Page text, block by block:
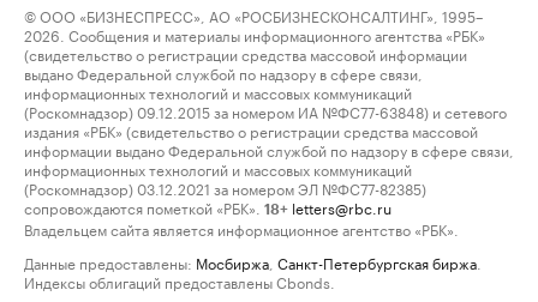
© ООО «БИЗНЕСПРЕСС», АО «РОСБИЗНЕСКОНСАЛТИНГ», 1995–
2026. Сообщения и материалы информационного агентства «РБК»
(свидетельство о регистрации средства массовой информации
выдано Федеральной службой по надзору в сфере связи,
информационных технологий и массовых коммуникаций
(Роскомнадзор) 09.12.2015 за номером ИА №ФС77-63848) и сетевого
издания «РБК» (свидетельство о регистрации средства массовой
информации выдано Федеральной службой по надзору в сфере связи,
информационных технологий и массовых коммуникаций
(Роскомнадзор) 03.12.2021 за номером ЭЛ №ФС77-82385)
сопровождаются пометкой «РБК».
18+ letters@rbc.ru
Владельцем сайта является информационное агентство «РБК».
Данные предоставлены: Мосбиржа Санкт-Петербургская биржа
Индексы облигаций предоставлены Cbonds.